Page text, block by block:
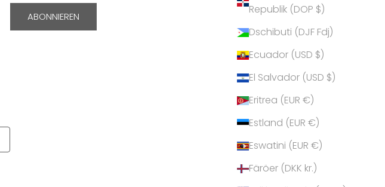
Republik (DOP $)
Dschibuti (DJF Fdj)
Ecuador (USD $)
El Salvador (USD $)
Eritrea (EUR €)
Estland (EUR €)
Eswatini (EUR €)
Färöer (DKK kr.)
ABONNIEREN